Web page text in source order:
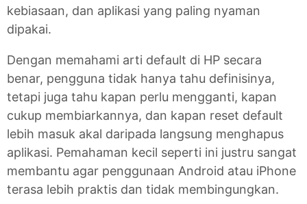
kebiasaan, dan aplikasi yang paling nyaman
dipakai.
Dengan memahami arti default di HP secara
benar, pengguna tidak hanya tahu definisinya,
tetapi juga tahu kapan perlu mengganti, kapan
cukup membiarkannya, dan kapan reset default
lebih masuk akal daripada langsung menghapus
aplikasi. Pemahaman kecil seperti ini justru sangat
membantu agar penggunaan Android atau iPhone
terasa lebih praktis dan tidak membingungkan.